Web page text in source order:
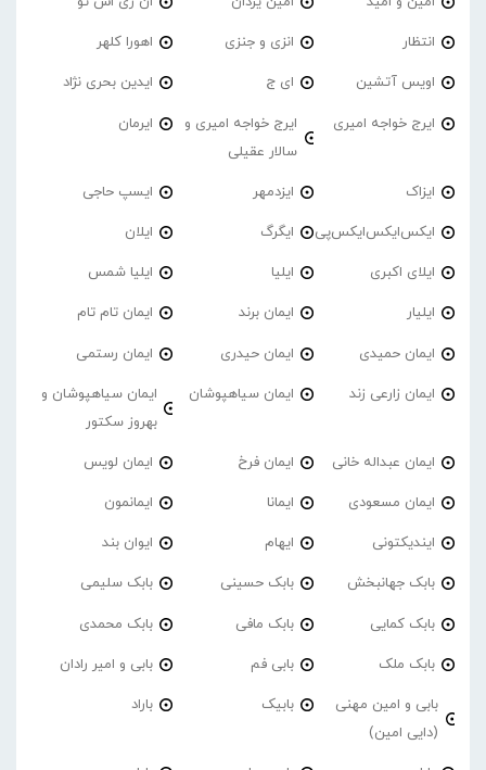
انتظار انزی و جنزی اهورا کلهر
اویس آتشین ای ج ایدین بحری نژاد
ایرج خواجه امیری
ایرج خواجه امیری و
سالار عقیلی
ایرمان
ایزاک ایزدمهر ایسپ حاجی
ایکس‌ایکس‌ایکس‌پی ایگرگ ایلان
ایلای اکبری ایلیا ایلیا شمس
ایلیار ایمان برند ایمان تام تام
ایمان حمیدی ایمان حیدری ایمان رستمی
ایمان زارعی زند ایمان سیاهپوشان
ایمان سیاهپوشان و
بهروز سکتور
ایمان عبداله خانی ایمان فرخ ایمان لویس
ایمان مسعودی ایمانا ایمانمون
ایندیکتونی ایهام ایوان بند
بابک جهانبخش بابک حسینی بابک سلیمی
بابک کمایی بابک مافی بابک محمدی
بابک ملک بابی فم بابی و امیر رادان
بابی و امین مهنی
(دایی امین)
بابیک باراد